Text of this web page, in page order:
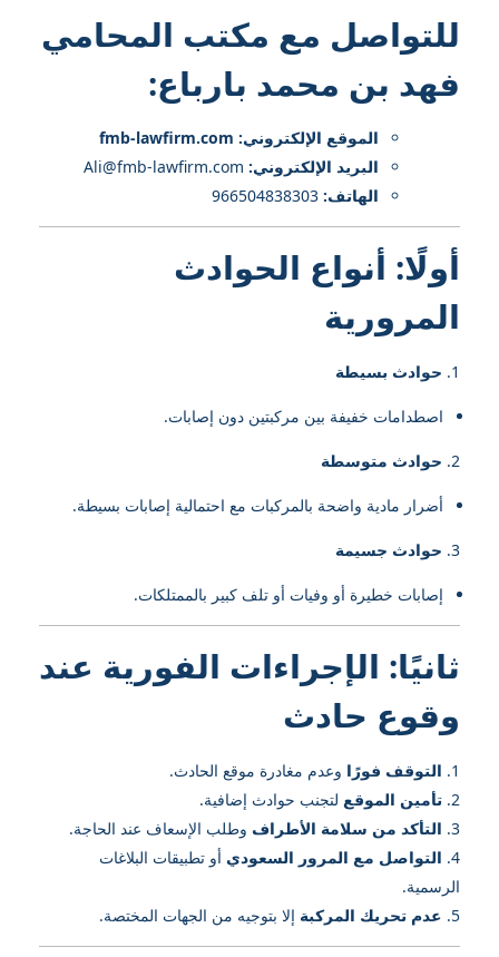
للتواصل مع مكتب المحامي
فهد بن محمد بارباع:
الموقع الإلكتروني: fmb-lawfirm.com
البريد الإلكتروني: Ali@fmb-lawfirm.com
الهاتف:966504838303
أولًا: أنواع الحوادث
المرورية
حوادث بسيطة
اصطدامات خفيفة بين مركبتين دون إصابات.
حوادث متوسطة
أضرار مادية واضحة بالمركبات مع احتمالية إصابات بسيطة.
حوادث جسيمة
إصابات خطيرة أو وفيات أو تلف كبير بالممتلكات.
ثانيًا: الإجراءات الفورية عند
وقوع حادث
التوقف فورًا وعدم مغادرة موقع الحادث.
تأمين الموقع لتجنب حوادث إضافية.
التأكد من سلامة الأطراف وطلب الإسعاف عند الحاجة.
التواصل مع المرور السعودي أو تطبيقات البلاغات
الرسمية.
عدم تحريك المركبة إلا بتوجيه من الجهات المختصة.